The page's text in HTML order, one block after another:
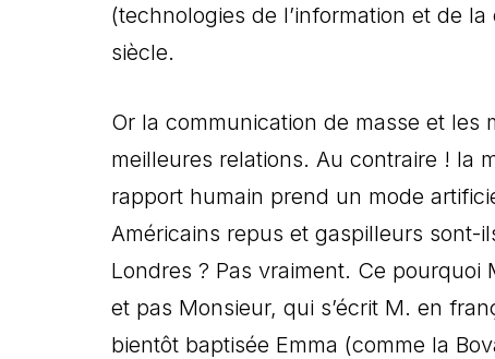
(technologies de l’information et de
siècle.
Or la communication de masse et
meilleures relations. Au contraire ! la
rapport humain prend un mode
Américains repus et gaspilleurs
Londres ? Pas vraiment. Ce
et pas Monsieur, qui s’écrit M. en
bientôt baptisée Emma (comme la